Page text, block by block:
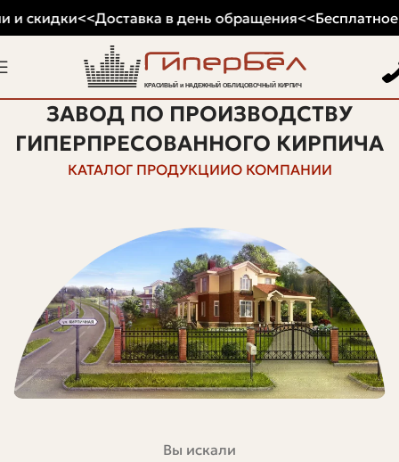
ЗАВОД ПО ПРОИЗВОДСТВУ
ГИПЕРПРЕСОВАННОГО КИРПИЧА
КАТАЛОГ ПРОДУКЦИИО КОМПАНИИ
Вы искали
и скидки<<Доставка в день обращения<<Бесплатное